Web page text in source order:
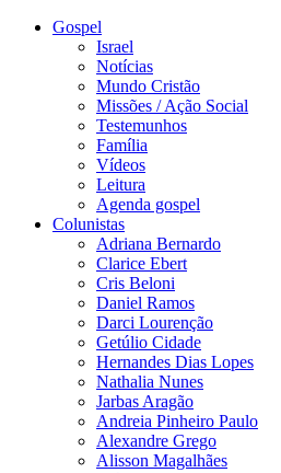
Gospel
Israel
Notícias
Mundo Cristão
Missões / Ação Social
Testemunhos
Família
Vídeos
Leitura
Agenda gospel
Colunistas
Adriana Bernardo
Clarice Ebert
Cris Beloni
Daniel Ramos
Darci Lourenção
Getúlio Cidade
Hernandes Dias Lopes
Nathalia Nunes
Jarbas Aragão
Andreia Pinheiro Paulo
Alexandre Grego
Alisson Magalhães